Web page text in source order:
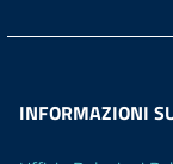
INFORMAZIONI